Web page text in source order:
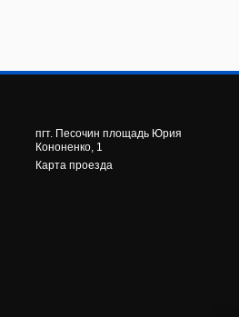
пгт. Песочин площадь Юрия
Кононенко, 1
Карта проезда